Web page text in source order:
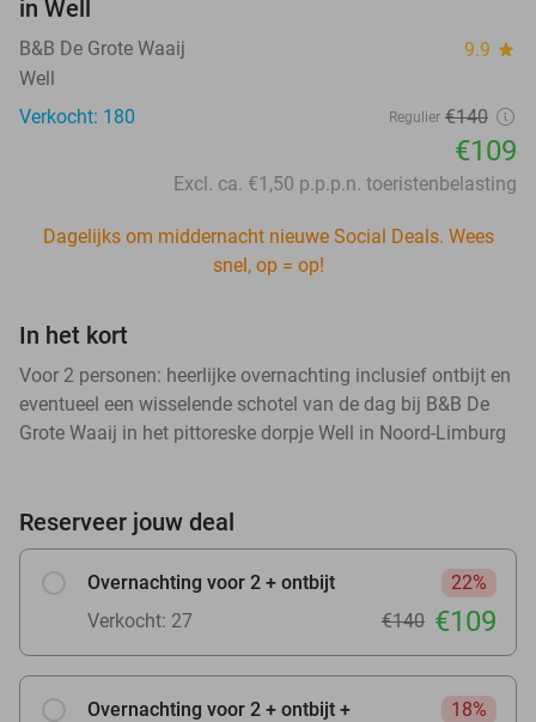
in Well
B&B De Grote Waaij 9.9 star
Well
Verkocht: 180
Regulier €140
€109
Excl. ca. €1,50 p.p.p.n. toeristenbelasting
Dagelijks om middernacht nieuwe Social Deals. Wees
snel, op = op!
In het kort
Voor 2 personen: heerlijke overnachting inclusief ontbijt en
eventueel een wisselende schotel van de dag bij B&B De
Grote Waaij in het pittoreske dorpje Well in Noord-Limburg
Reserveer jouw deal
Overnachting voor 2 + ontbijt
22%
Verkocht: 27
€140 €109
Overnachting voor 2 + ontbijt +
18%